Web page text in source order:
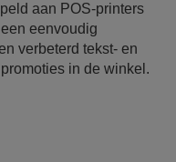
aan POS-printers
eenvoudig
verbeterd tekst- en
in de winkel.